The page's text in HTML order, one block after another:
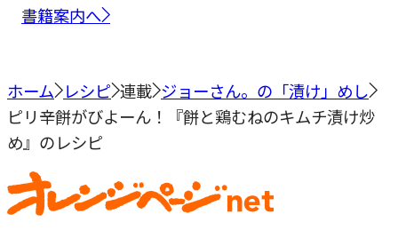
書籍案内へ
ホーム レシピ 連載 ジョーさん。の「漬け」めし
ピリ辛餅がびよーん！『餅と鶏むねのキムチ漬け炒
め』のレシピ